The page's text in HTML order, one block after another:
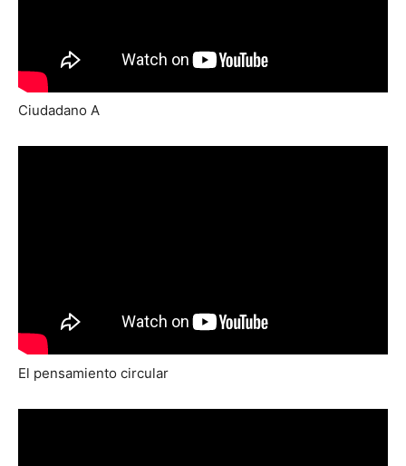
Ciudadano A
El pensamiento circular